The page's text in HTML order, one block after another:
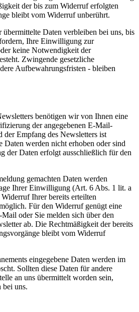
der bis zum Widerruf erfolgten
bleibt vom Widerruf unberührt.
Daten verbleiben bei uns, bis
Ihre Einwilligung zur
keine Notwendigkeit der
Zwingende gesetzliche
Aufbewahrungsfristen - bleiben
benötigen wir von Ihnen eine
der angegebenen E-Mail-
der Empfang des Newsletters ist
Daten werden nicht erhoben oder sind
der Daten erfolgt ausschließlich für den
gemachten Daten werden
Ihrer Einwilligung (Art. 6 Abs. 1 lit. a
Ihrer bereits erteilten
Für den Widerruf genügt eine
oder Sie melden sich über den
ab. Die Rechtmäßigkeit der bereits
bleibt vom Widerruf
eingegebene Daten werden im
Sollten diese Daten für andere
an uns übermittelt worden sein,
bei uns.